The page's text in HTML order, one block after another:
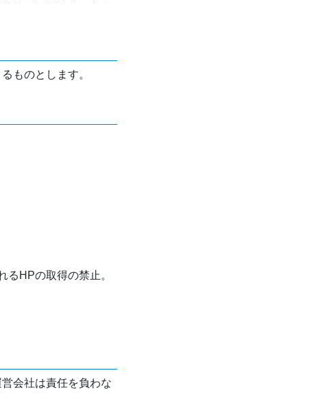
ものとします。
HPの取得の禁止。
会社は責任を負わな